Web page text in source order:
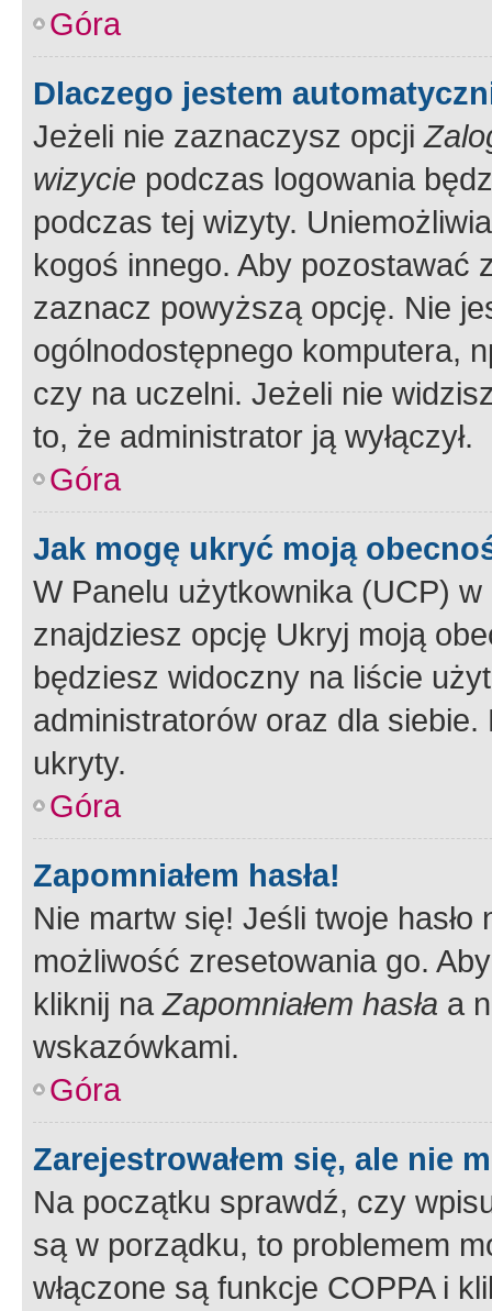
Góra
Dlaczego jestem
Jeżeli nie zaznaczysz opcji
wizycie podczas logowania
podczas tej wizyty.
kogoś innego. Aby pozostawać
zaznacz powyższą opcję. Nie
ogólnodostępnego komputera,
czy na uczelni. Jeżeli nie
to, że administrator ją wyłączył.
Góra
Jak mogę ukryć moją
W Panelu użytkownika (UCP) w
znajdziesz opcję Ukryj moją
będziesz widoczny na liście
administratorów oraz dla
ukryty.
Góra
Zapomniałem hasła!
Nie martw się! Jeśli twoje
możliwość zresetowania go.
kliknij naZapomniałem hasła a
wskazówkami.
Góra
Zarejestrowałem się, ale nie
Na początku sprawdź, czy
są w porządku, to problemem
włączone są funkcje COPPA i